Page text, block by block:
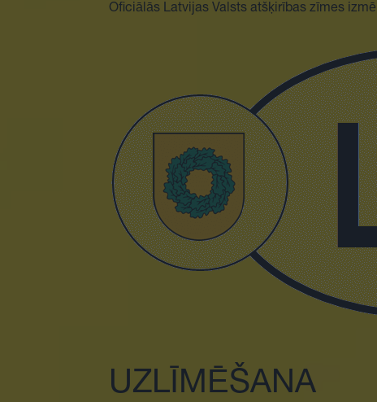
Oficiālās Latvijas Valsts atšķirības zīmes
UZLĪMĒŠANA